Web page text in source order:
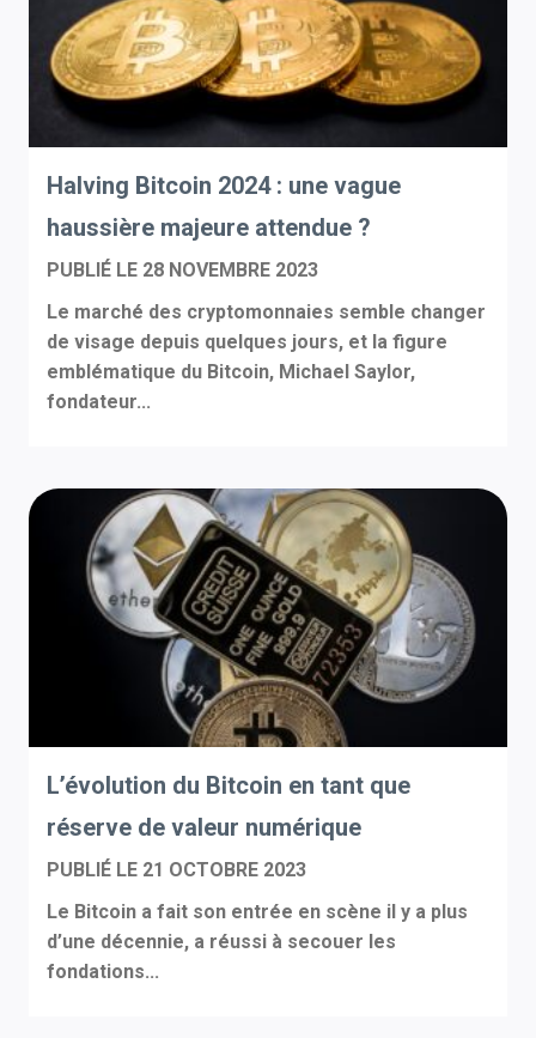
Halving Bitcoin 2024 : une vague
haussière majeure attendue ?
PUBLIÉ LE 28 NOVEMBRE 2023
Le marché des cryptomonnaies semble changer
de visage depuis quelques jours, et la figure
emblématique du Bitcoin, Michael Saylor,
fondateur...
L’évolution du Bitcoin en tant que
réserve de valeur numérique
PUBLIÉ LE 21 OCTOBRE 2023
Le Bitcoin a fait son entrée en scène il y a plus
d’une décennie, a réussi à secouer les
fondations...